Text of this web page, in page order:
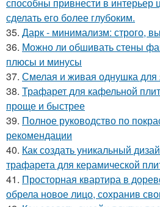
способны привнести в интерьер
сделать его более глубоким.
35. Дарк - минимализм: строго,
36. Можно ли обшивать стены
плюсы и минусы
37. Смелая и живая однушка для
38. Трафарет для кафельной
проще и быстрее
39. Полное руководство по
рекомендации
40. Как создать уникальный
трафарета для керамической
41. Просторная квартира в
обрела новое лицо, сохранив